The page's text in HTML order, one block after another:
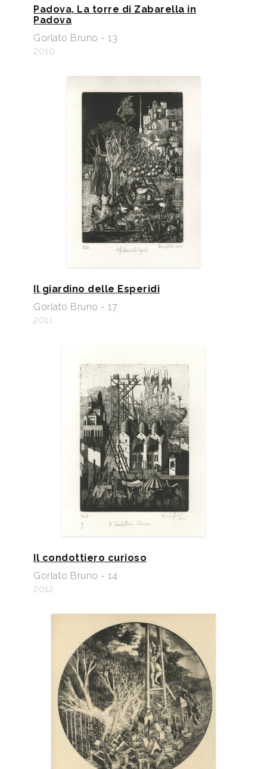
Padova, La torre di Zabarella in
Padova
Gorlato Bruno - 13
2010
Il giardino delle Esperidi
Gorlato Bruno - 17
2011
Il condottiero curioso
Gorlato Bruno - 14
2012